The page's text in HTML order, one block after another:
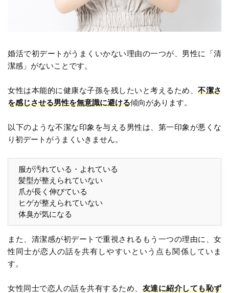
婚活で初デートがうまくいかない理由の一つが、男性に「清
潔感」がないことです。
女性は本能的に健康な子孫を残したいと考えるため、 不潔さ
を感じさせる男性を無意識に避ける傾向があります。
以下のような不潔な印象を与える男性は、第一印象が悪くな
り初デートがうまくいきません。
服が汚れている・よれている
髪型が整えられていない
爪が長く伸びている
ヒゲが整えられていない
体臭が気になる
また、清潔感が初デートで重視されるもう一つの理由に、女
性同士が恋人の話を共有しやすいという点も関係していま
す。
女性同士で恋人の話を共有するため、 友達に紹介しても恥ず